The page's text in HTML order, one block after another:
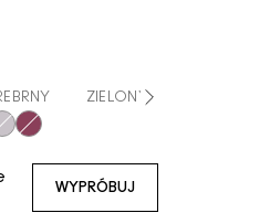
ZIELONY
WYPRÓBUJ